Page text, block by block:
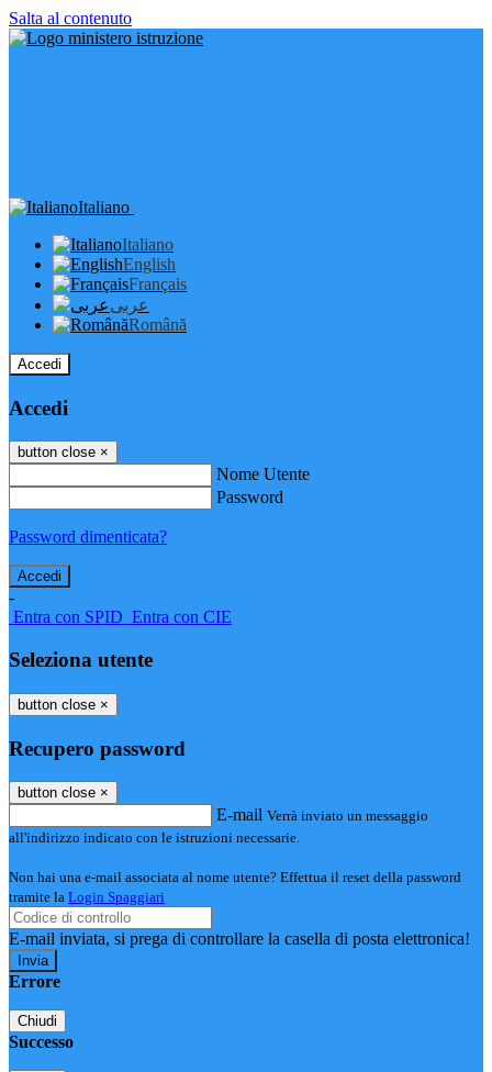
Salta al contenuto
Italiano
Italiano
English
Français
عربى
Română
Accedi
Accedi
button close ×
Nome Utente
Password
Password dimenticata?
-
Entra con SPID Entra con CIE
Seleziona utente
button close ×
Recupero password
button close ×
E-mail Verrà inviato un messaggio
all'indirizzo indicato con le istruzioni necessarie.
Non hai una e-mail associata al nome utente? Effettua il reset della password
tramite la Login Spaggiari
E-mail inviata, si prega di controllare la casella di posta elettronica!
Errore
Chiudi
Successo